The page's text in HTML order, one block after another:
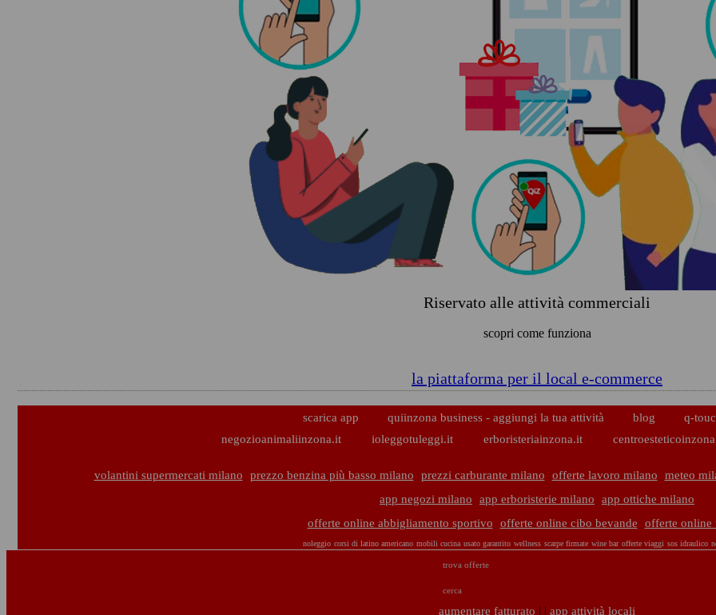
Riservato alle attività commerciali
scopri come funziona
la piattaforma per il local e-commerce
scarica app quiinzona business - aggiungi la tua attività blog
q-
negozioanimaliinzona.it
ioleggotuleggi.it erboristeriainzona.it
volantini supermercati milano prezzo benzina più basso milano prezzi carburante milano offerte lavoro milano meteo
app negozi milano
app erboristerie milano
app ottiche milano
offerte online abbigliamento sportivo
offerte online cibo bevande offerte online
noleggio corsi di latino americano mobili cucina usato garantito wellness scarpe firmate wine bar offerte viaggi sos idraulico
trova offerte
cerca
aumentare fatturato | | app attività locali